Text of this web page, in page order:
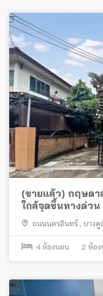
(ขายแล้ว) กฤษด
ใกล้จุดขึ้นทางด่วน
ถนนนครอินทร์ บางคู
4 ห้องนอน 2 ห้อง